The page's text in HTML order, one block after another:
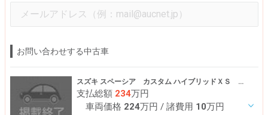
お問い合わせする中古車
スズキ スペーシア カスタム ハイブリッドＸＳ ターボ
支払総額 234万円
車両価格 224万円 / 諸費用 10万円